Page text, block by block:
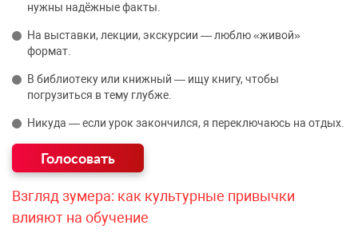
нужны надёжные факты.
На выставки, лекции, экскурсии — люблю «живой»
формат.
В библиотеку или книжный — ищу книгу, чтобы
погрузиться в тему глубже.
Никуда — если урок закончился, я переключаюсь на отдых.
Взгляд зумера: как культурные привычки
влияют на обучение